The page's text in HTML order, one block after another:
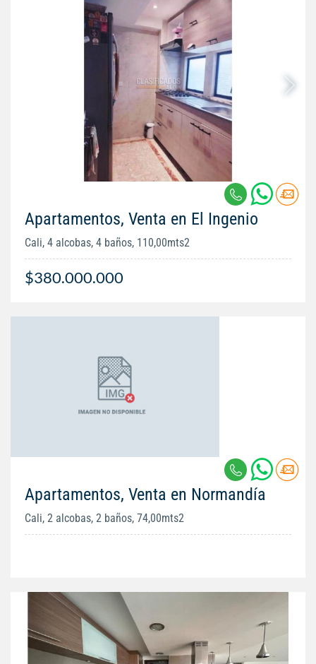
Apartamentos, Venta en El Ingenio
Cali, 4 alcobas, 4 baños, 110,00mts2
$380.000.000
Apartamentos, Venta en Normandía
Cali, 2 alcobas, 2 baños, 74,00mts2